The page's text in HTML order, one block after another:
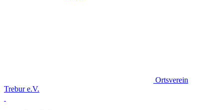
Ortsverein
Trebur e.V.